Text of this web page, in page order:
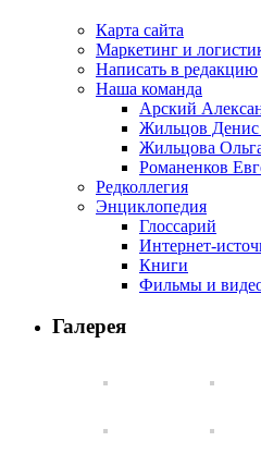
Карта сайта
Маркетинг и
Написать в редакцию
Наша команда
Арский
Жильцов Денис
Жильцова
Романенков
Редколлегия
Энциклопедия
Глоссарий
Интернет-
Книги
Фильмы и
Галерея